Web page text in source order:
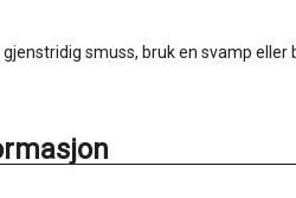
smuss, bruk en svamp